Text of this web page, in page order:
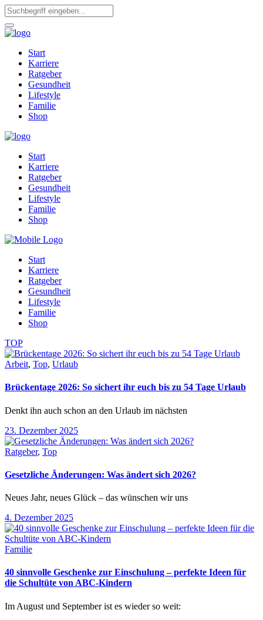
Start
Karriere
Ratgeber
Gesundheit
Lifestyle
Familie
Shop
Start
Karriere
Ratgeber
Gesundheit
Lifestyle
Familie
Shop
Start
Karriere
Ratgeber
Gesundheit
Lifestyle
Familie
Shop
TOP
Arbeit, Top, Urlaub
Brückentage 2026: So sichert ihr euch bis zu 54 Tage Urlaub
Denkt ihn auch schon an den Urlaub im nächsten
23. Dezember 2025
Ratgeber, Top
Gesetzliche Änderungen: Was ändert sich 2026?
Neues Jahr, neues Glück – das wünschen wir uns
4. Dezember 2025
Familie
40 sinnvolle Geschenke zur Einschulung – perfekte Ideen für
die Schultüte von ABC-Kindern
Im August und September ist es wieder so weit: